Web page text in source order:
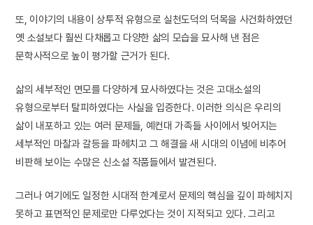
또, 이야기의 내용이 상투적 유형으로 실천도덕의 덕목을 사건화하였던
옛 소설보다 훨씬 다채롭고 다양한 삶의 모습을 묘사해 낸 점은
문학사적으로 높이 평가할 근거가 된다.
삶의 세부적인 면모를 다양하게 묘사하였다는 것은 고대소설의
유형으로부터 탈피하였다는 사실을 입증한다. 이러한 의식은 우리의
삶이 내포하고 있는 여러 문제들, 예컨대 가족들 사이에서 빚어지는
세부적인 마찰과 갈등을 파헤치고 그 해결을 새 시대의 이념에 비추어
비판해 보이는 수많은 신소설 작품들에서 발견된다.
그러나 여기에도 일정한 시대적 한계로서 문제의 핵심을 깊이 파헤치지
못하고 표면적인 문제로만 다루었다는 것이 지적되고 있다. 그리고